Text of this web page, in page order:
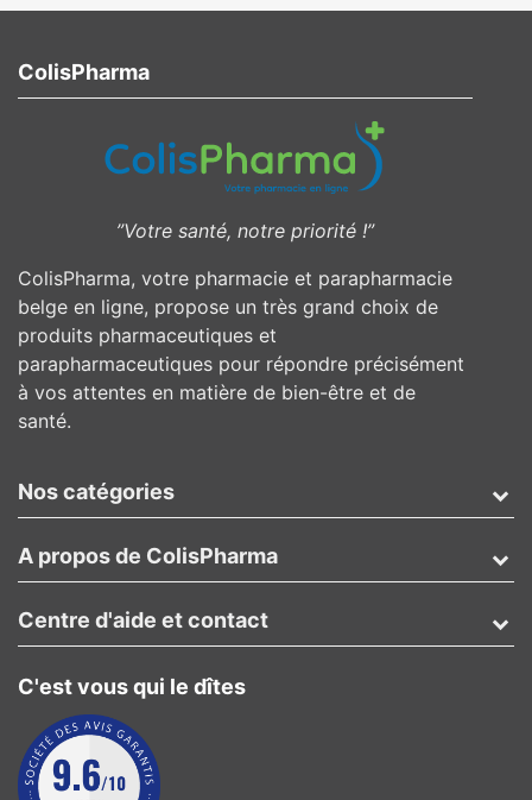
ColisPharma
”Votre santé, notre priorité !”
ColisPharma, votre pharmacie et parapharmacie
belge en ligne, propose un très grand choix de
produits pharmaceutiques et
parapharmaceutiques pour répondre précisément
à vos attentes en matière de bien-être et de
santé.
Nos catégories
A propos de ColisPharma
C'est vous qui le dîtes
Centre d'aide et contact